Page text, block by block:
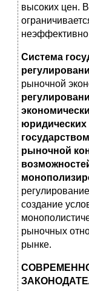
высоких цен.
неэффективно
Система
рыночной
рыночной
создание
рыночных
рынке.